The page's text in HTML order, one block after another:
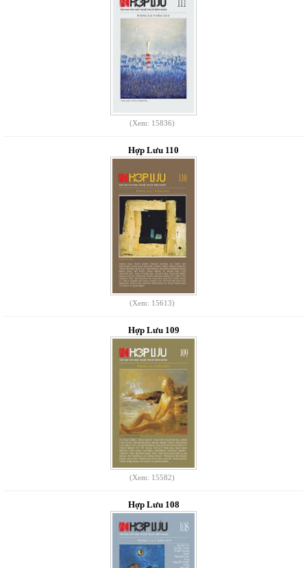
(Xem: 15836)
Hợp Lưu 110
(Xem: 15613)
Hợp Lưu 109
(Xem: 15582)
Hợp Lưu 108